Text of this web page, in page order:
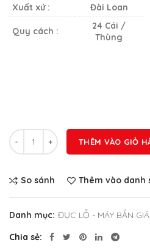
Xuất xứ :
Đài Loan
Quy cách :
24 Cái /
Thùng
Số lượng
THÊM VÀO GIỎ
So sánh Thêm vào danh
Danh mục: ĐỤC LỖ - MÁY BẮN GIÁ
Chia sẻ